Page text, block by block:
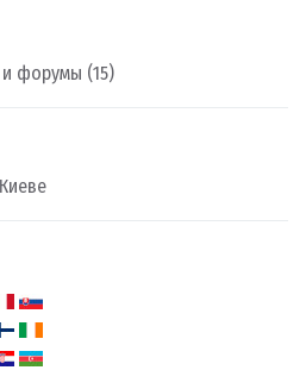
форумы (15)